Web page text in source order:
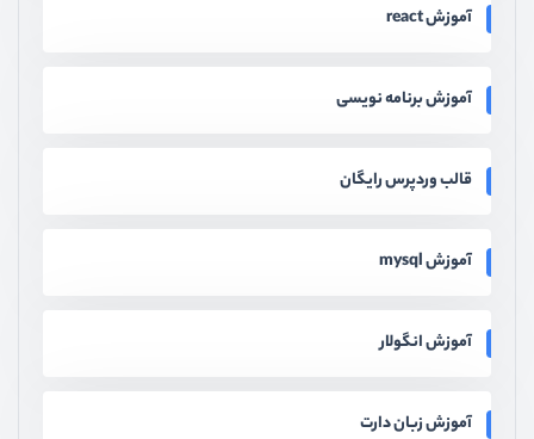
آموزش react
آموزش برنامه نویسی
قالب وردپرس رایگان
آموزش mysql
آموزش انگولار
آموزش زبان دارت